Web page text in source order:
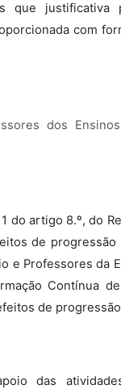
que
com
dos
do artigo 8.º, do
de
e Professores da
Contínua
de
das